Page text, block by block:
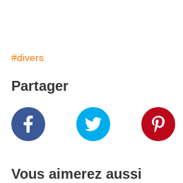
#divers
Partager
Vous aimerez aussi